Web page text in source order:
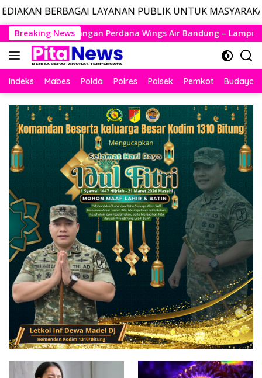
PUBLIK UNTUK MASYARAKAT, LAYANAN
Langsung
ke
konten
Breaking News
Air Bandung – Lampung Resmi Mengudara, Husein
Indeks Mabes Polda Polres Polsek Pemkot Budaya